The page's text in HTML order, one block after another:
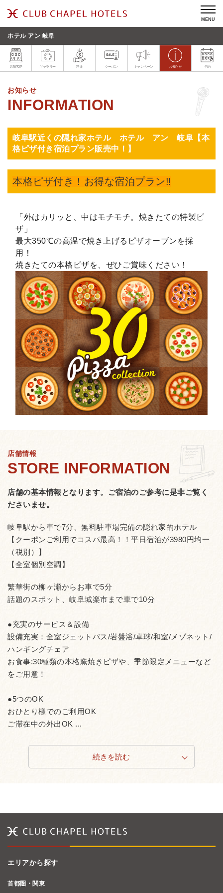
MENU
ホテル アン 岐阜
店舗TOP ギャラリー 料金 クーポン キャンペーン お知らせ 予約
お知らせ
岐阜駅近くの隠れ家ホテル ホテル アン 岐阜【本
格ピザ付き宿泊プラン販売中！】
本格ピザ付き！お得な宿泊プラン‼
「外はカリッと、中はモチモチ。焼きたての特製ピ
ザ」
最大350℃の高温で焼き上げるピザオーブンを採
用！
焼きたての本格ピザを、ぜひご賞味ください！
店舗情報
店舗の基本情報となります。 ご宿泊のご参考に是非ご覧く
ださいませ。
岐阜駅から車で7分、無料駐車場完備の隠れ家的ホテル
【クーポンご利用でコスパ最高！！平日宿泊が3980円均一
（税別）】
【全室個別空調】
繁華街の柳ヶ瀬からお車で5分
話題のスポット、岐阜城楽市まで車で10分
●充実のサービス＆設備
設備充実：全室ジェットバス/岩盤浴/卓球/和室/メゾネット/
ハンギングチェア
お食事:30種類の本格窯焼きピザや、季節限定メニューなど
をご用意！
●5つのOK
おひとり様でのご利用OK
ご滞在中の外出OK ...
続きを読む
エリアから探す
首都圏・関東